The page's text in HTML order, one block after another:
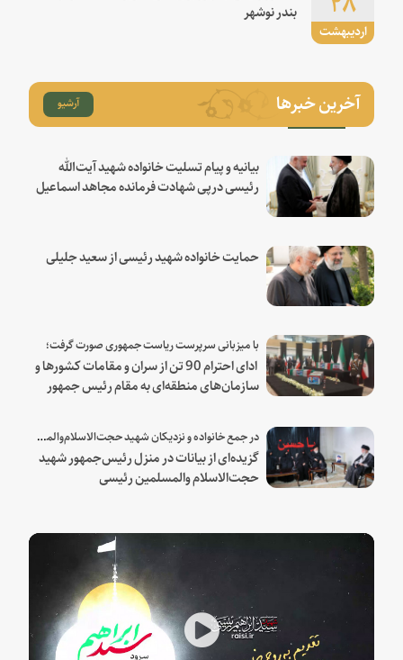
اردیبهشت
بندر نوشهر
آخرین خبرها آرشیو
بیانیه و پیام تسلیت خانواده شهید آیت‌الله
رئیسی درپی شهادت فرمانده مجاهد اسماعیل
حمایت خانواده شهید رئیسی از سعید جلیلی
با میزبانی سرپرست ریاست جمهوری صورت گرفت؛
ادای احترام 90 تن از سران و مقامات کشورها و
سازمان‌های منطقه‌ای به مقام رئیس جمهور
در جمع خانواده و نزدیکان شهید حجت‌الاسلام‌والمسلمین رئیسی:
گزیده‌ای از بیانات در منزل رئیس‌جمهور شهید
حجت‌الاسلام والمسلمین رئیسی